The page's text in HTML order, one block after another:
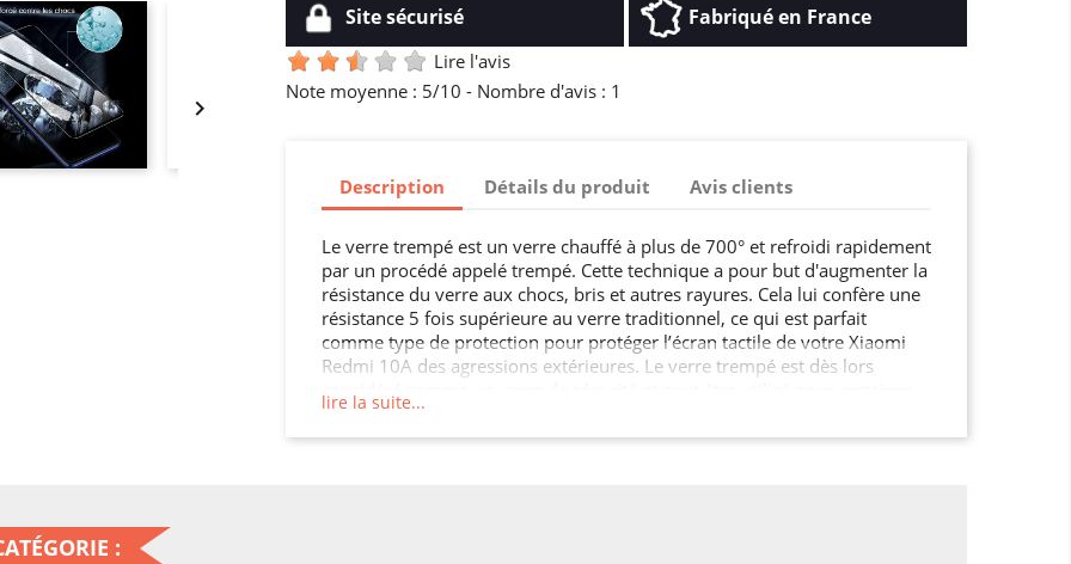

Site sécurisé Fabriqué en France
Lire l'avis
Note moyenne : 5/10 - Nombre d'avis : 1
Description Détails du produit Avis clients
Le verre trempé est un verre chauffé à plus de 700° et refroidi rapidement
par un procédé appelé trempé. Cette technique a pour but d'augmenter la
résistance du verre aux chocs, bris et autres rayures. Cela lui confère une
résistance 5 fois supérieure au verre traditionnel, ce qui est parfait
comme type de protection pour protéger l’écran tactile de votre Xiaomi
Redmi 10A des agressions extérieures. Le verre trempé est dès lors
considéré comme un verre de sécurité et peut être utilisé pour certaines
applications comme pour un écran de smartphone, une paroi de douche,
une cloison, une crédence de cuisine, ou encore le mobilier urbain, les
lire la suite...
: